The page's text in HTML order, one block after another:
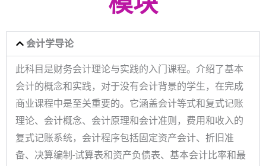
会计学导论
此科目是财务会计理论与实践的入门课程。介绍了基本
会计的概念和实践，对于没有会计背景的学生，在完成
商业课程中是至关重要的。它涵盖会计等式和复式记账
理论、会计概念、会计原理和会计准则，费用和收入的
复式记账系统，会计程序包括固定资产会计、折旧准
备、决算编制-试算表和资产负债表、基本会计比率和最